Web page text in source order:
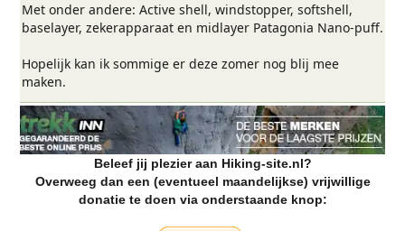
Met onder andere: Active shell, windstopper, softshell,
baselayer, zekerapparaat en midlayer Patagonia Nano-puff.
Hopelijk kan ik sommige er deze zomer nog blij mee
maken.
Beleef jij plezier aan Hiking-site.nl?
Overweeg dan een (eventueel maandelijkse) vrijwillige
donatie te doen via onderstaande knop: